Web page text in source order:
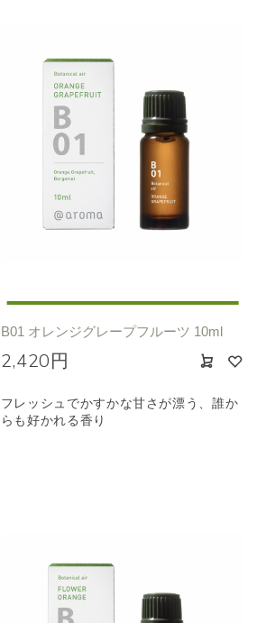
B01 オレンジグレープフルーツ 10ml
2,420円
フレッシュでかすかな甘さが漂う、誰か
らも好かれる香り